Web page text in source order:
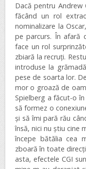
Dacă pentru Andrew
făcând un rol
nominalizare la
pe parcurs. În afară
face un rol
zbiară la recruți.
introduse la
pese de soarta lor.
mor o groază de
Spielberg a făcut-o
să formez o
și să îmi pară rău
însă, nici nu știu cine
începe bătălia cea
zboară în toate
asta, efectele CGI